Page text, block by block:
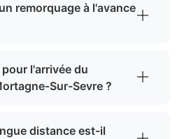
remorquage à l'avance
l'arrivée du
Sur-Sevre ?
distance est-il